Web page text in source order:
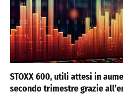
STOXX 600, utili attesi in
secondo trimestre grazie